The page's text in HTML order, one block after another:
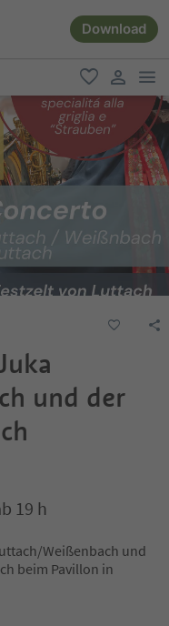
Download
favorit
user link
und der
19 h
Weißenbach und
beim Pavillon in